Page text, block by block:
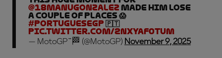
@18manugonzalez made him lose
a couple of places 😱
#PortugueseGP 🇵🇹
pic.twitter.com/2NXYAF0tum
— MotoGP™🏁 (@MotoGP) November 9, 2025